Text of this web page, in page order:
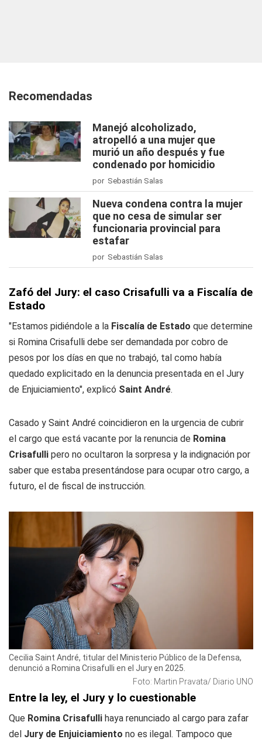
Recomendadas
Manejó alcoholizado,
atropelló a una mujer que
murió un año después y fue
condenado por homicidio
por Sebastián Salas
Nueva condena contra la mujer
que no cesa de simular ser
funcionaria provincial para
estafar
por Sebastián Salas
Zafó del Jury: el caso Crisafulli va a Fiscalía de
Estado
"Estamos pidiéndole a la Fiscalía de Estado que determine
si Romina Crisafulli debe ser demandada por cobro de
pesos por los días en que no trabajó, tal como había
quedado explicitado en la denuncia presentada en el Jury
de Enjuiciamiento", explicó Saint André.
Casado y Saint André coincidieron en la urgencia de cubrir
el cargo que está vacante por la renuncia de Romina
Crisafulli pero no ocultaron la sorpresa y la indignación por
saber que estaba presentándose para ocupar otro cargo, a
futuro, el de fiscal de instrucción.
Cecilia Saint André, titular del Ministerio Público de la Defensa,
denunció a Romina Crisafulli en el Jury en 2025.
Foto: Martin Pravata/ Diario UNO
Entre la ley, el Jury y lo cuestionable
Que Romina Crisafulli haya renunciado al cargo para zafar
del Jury de Enjuiciamiento no es ilegal. Tampoco que